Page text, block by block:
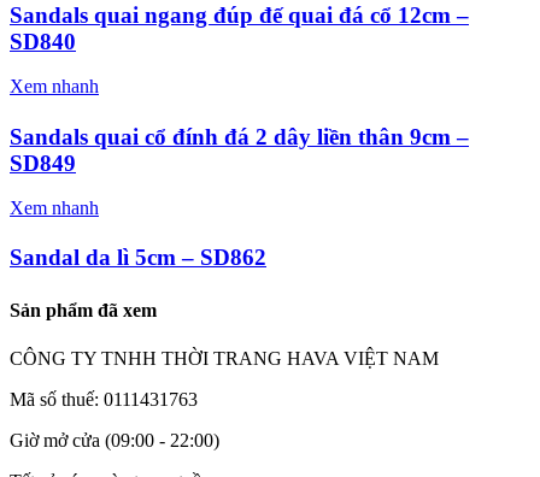
Sandals quai ngang đúp đế quai đá cổ 12cm –
SD840
Xem nhanh
Sandals quai cổ đính đá 2 dây liền thân 9cm –
SD849
Xem nhanh
Sandal da lì 5cm – SD862
Sản phẩm đã xem
CÔNG TY TNHH THỜI TRANG HAVA VIỆT NAM
Mã số thuế: 0111431763
Giờ mở cửa (09:00 - 22:00)